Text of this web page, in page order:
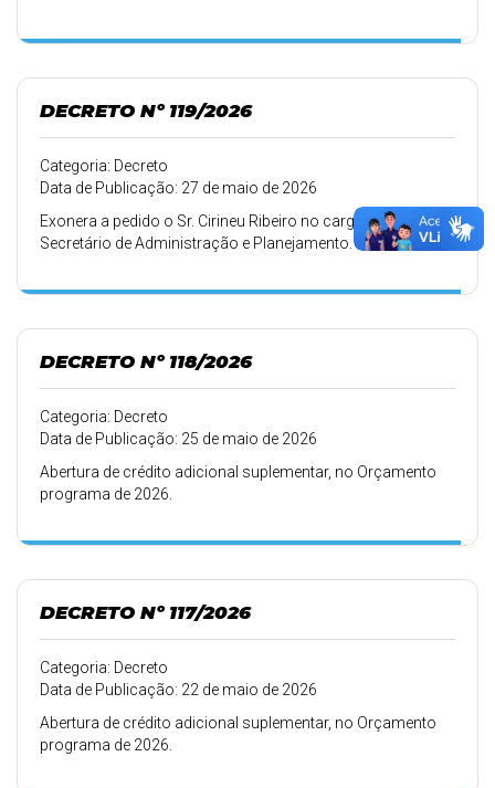
DECRETO Nº 119/2026
Categoria: Decreto
Data de Publicação: 27 de maio de 2026
Exonera a pedido o Sr. Cirineu Ribeiro no cargo de
Secretário de Administração e Planejamento.
DECRETO Nº 118/2026
Categoria: Decreto
Data de Publicação: 25 de maio de 2026
Abertura de crédito adicional suplementar, no Orçamento
programa de 2026.
DECRETO Nº 117/2026
Categoria: Decreto
Data de Publicação: 22 de maio de 2026
Abertura de crédito adicional suplementar, no Orçamento
programa de 2026.